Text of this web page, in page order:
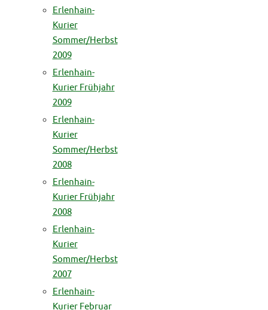
Erlenhain-
Kurier
Sommer/Herbst
2009
Erlenhain-
Kurier Frühjahr
2009
Erlenhain-
Kurier
Sommer/Herbst
2008
Erlenhain-
Kurier Frühjahr
2008
Erlenhain-
Kurier
Sommer/Herbst
2007
Erlenhain-
Kurier Februar